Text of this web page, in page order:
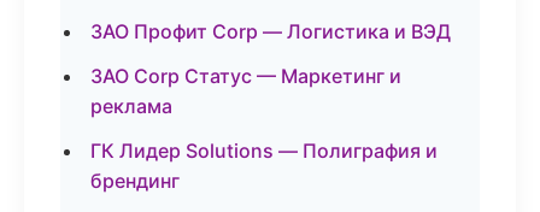
ЗАО Профит Corp — Логистика и ВЭД
ЗАО Corp Статус — Маркетинг и
реклама
ГК Лидер Solutions — Полиграфия и
брендинг